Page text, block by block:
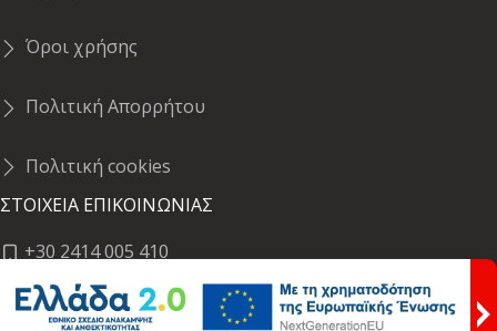
Όροι χρήσης
Πολιτική Απορρήτου
Πολιτική cookies
ΣΤΟΙΧΕΙΑ ΕΠΙΚΟΙΝΩΝΙΑΣ
+30 2414 005 410
Σκίπη 1 & Ήρας,Λάρισα, 41222 (Σημείο Παραλαβής)